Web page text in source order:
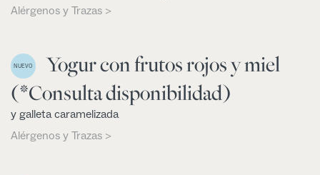
Alérgenos y Trazas >
NUEVO
Yogur con frutos rojos y miel
(*Consulta disponibilidad)
y galleta caramelizada
Alérgenos y Trazas >